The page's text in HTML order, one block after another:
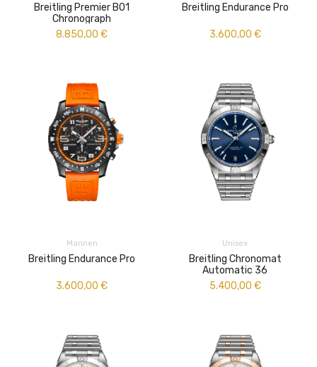
Breitling Premier B01
Chronograph
8.850,00 €
Breitling Endurance Pro
3.600,00 €
Mannen
Breitling Endurance Pro
3.600,00 €
Unisex
Breitling Chronomat
Automatic 36
5.400,00 €